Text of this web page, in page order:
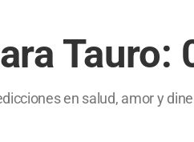
Tauro:
en salud, amor y